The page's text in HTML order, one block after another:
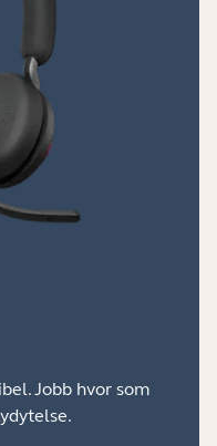
Jobb hvor som